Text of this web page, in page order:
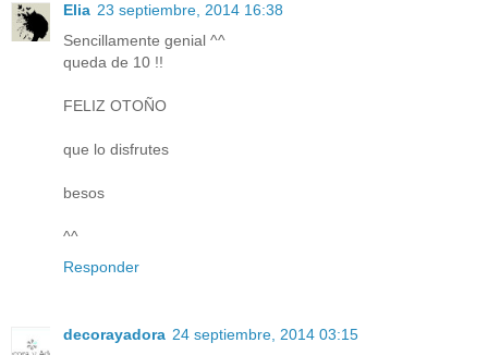
Elia 23 septiembre, 2014 16:38
Sencillamente genial ^^
queda de 10 !!
FELIZ OTOÑO
que lo disfrutes
besos
^^
Responder
decorayadora 24 septiembre, 2014 03:15